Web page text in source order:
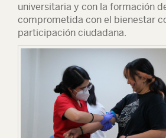
universitaria y con la formación
comprometida con el bienestar
participación ciudadana.